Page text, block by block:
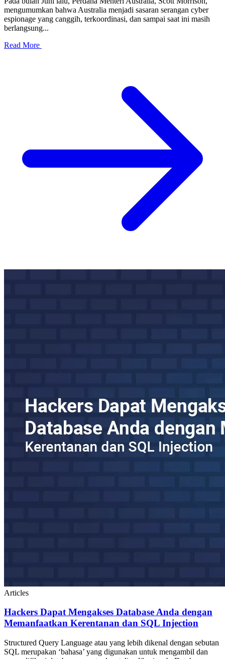
mengumumkan bahwa Australia menjadi sasaran serangan cyber
espionage yang canggih, terkoordinasi, dan sampai saat ini masih
berlangsung...
Read More
Articles
Hackers Dapat Mengakses Database Anda dengan
Memanfaatkan Kerentanan dan SQL Injection
Structured Query Language atau yang lebih dikenal dengan sebutan
SQL merupakan ‘bahasa’ yang digunakan untuk mengambil dan